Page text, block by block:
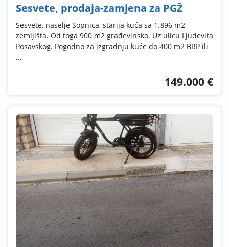
Sesvete, prodaja-zamjena za PGŽ
Sesvete, naselje Sopnica, starija kuća sa 1.896 m2
zemljišta. Od toga 900 m2 građevinsko. Uz ulicu Ljudevita
Posavskog. Pogodno za izgradnju kuće do 400 m2 BRP ili
...
149.000 €